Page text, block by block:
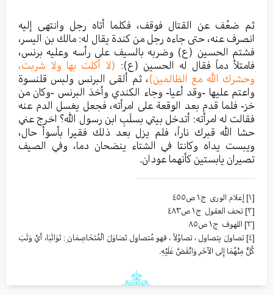
ثم ضعُف عن القتال فوقف، فكلما أتاه رجل وانتهى إليه
انصرف عنه، حتى جاءه رجل من كندة يقال له: مالك بن اليسر،
فشتم الحسين (ع) وضربه بالسيف على رأسه وعليه برنس،
فامتلأ دماً فقال له الحسين (ع): (لا أكلت بها ولا شربت،
وحشرك الله مع الظالمين)، ثم ألقى البرنس ولبس قلنسوة
واعتم عليها -وقد أعيا- وجاء الكندي وأخذ البرنس -وكان من
خز- فلما قدم بعد الوقعة على امرأته، فجعل يغسل الدم عنه
فقالت له امرأته: أتدخل بيتي بسلَبِ ابن رسول الله؟ اخرج عني
حشا الله قبرك ناراً، فلم يزل بعد ذلك فقيرا بأسوأ حال،
ويبست يداه وكانتا في الشتاء ينضحان دما، وفي الصيف
تصيران يابستين كأنهما عودان.
[١]
إعلام الوری ج١ ص٤٥٥
[٢]
تحف العقول ج١ ص٤٨٣
[٣]
اللهوف ج١ ص٨٥
[٤]
تصاولَ يتصاول ، تصاوُلاً ، فهو مُتصاوِل تَصَاوَلَ الْمُتَخَاصِمَانِ : تَوَاثَبَا، أَيْ وَثَبَ
كُلٌّ مِنْهُمَا إِلى الآخَرِ وَانْقَضَّ عَلَيْهِ.